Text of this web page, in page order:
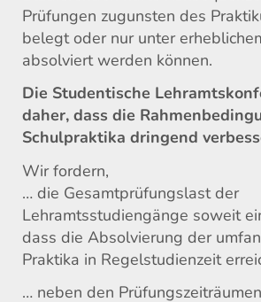
Prüfungen zugunsten des
belegt oder nur unter
absolviert werden können.
Die Studentische
daher, dass die
Schulpraktika dringend
Wir fordern,
… die Gesamtprüfungslast der
Lehramtsstudiengänge soweit
dass die Absolvierung der
Praktika in Regelstudienzeit
… neben den